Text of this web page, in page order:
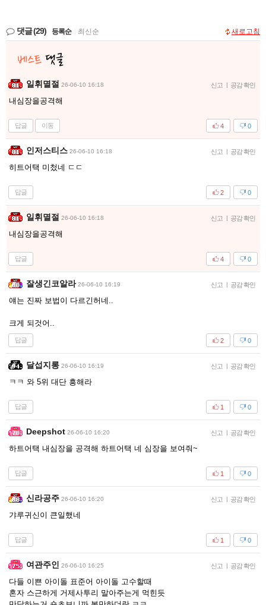
댓글(29) 등록순 최신순 새로고침
일휘멸절 26-06-10 16:18 신고 공감 확인
내심장을공격해
답글 이동 0
4
인저스티스 26-06-10 16:18 신고 공감 확인
히트어택 미첬네 ㄷㄷ
답글 0
2
일휘멸절 26-06-10 16:18 신고 공감 확인
내심장을공격해
답글 0
4
잘생긴코알라 26-06-10 16:19 신고 공감 확인
얘는 진짜 보법이 다르긴허네..
크게 되것어..
답글 0
2
달섭지롱 26-06-10 16:19 신고 공감 확인
ㅋㅋ 와 5위 대단 흥해라
답글 0
1
Deepshot 26-06-10 16:20 신고 공감 확인
하트어택 내심장을 공격해 하트어택 네 심장을 보여줘~
답글 0
1
신라공주 26-06-10 16:20 신고 공감 확인
갸루귀신이 큰일했네
답글 0
1
여관주인 26-06-10 16:25 신고 공감 확인
다들 이쁜 아이돌 표준어 아이돌 고수할때
혼자 스근하게 거제사투리 말아주는게 먹힌듯